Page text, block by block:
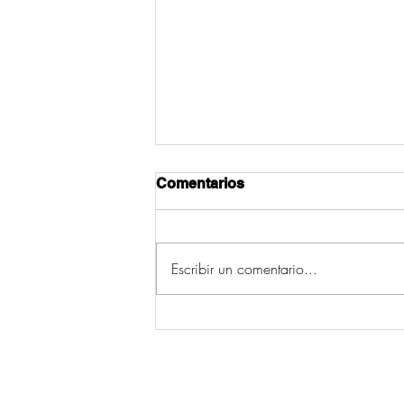
Comentarios
Escribir un comentario...